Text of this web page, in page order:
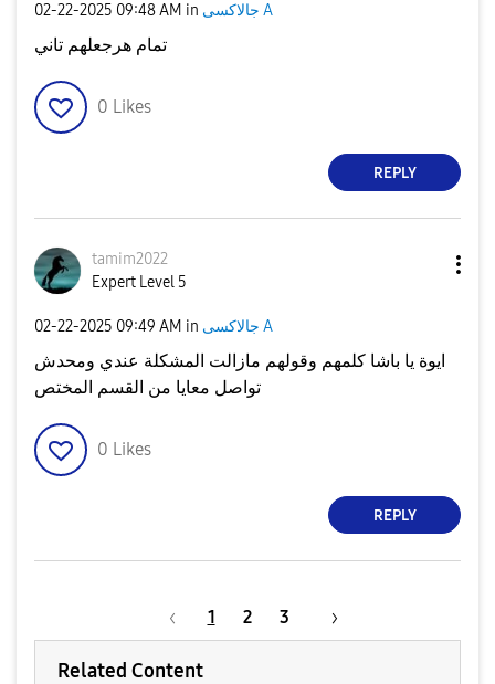
‎02-22-2025 09:48 AM in جالاكسى A
تمام هرجعلهم تاني
0 Likes
REPLY
tamim2022
Expert Level 5
‎02-22-2025 09:49 AM in جالاكسى A
ايوة يا باشا كلمهم وقولهم مازالت المشكلة عندي ومحدش
تواصل معايا من القسم المختص
0 Likes
REPLY
1 2 3
Related Content